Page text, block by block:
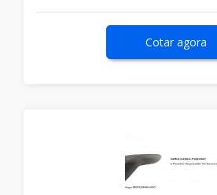
Cotar agora